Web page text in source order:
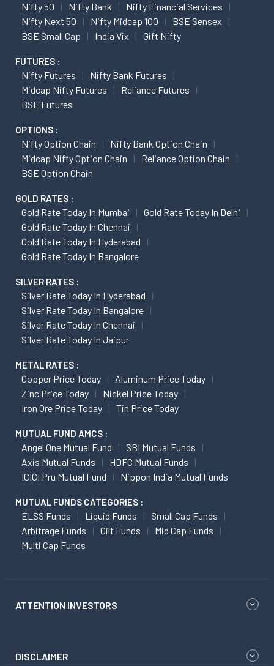
Nifty 50 Nifty Bank
Nifty Financial Services
Nifty Next 50
Nifty Midcap 100
BSE Sensex
BSE Small Cap
India Vix Gift Nifty
FUTURES :
Nifty Futures
Nifty Bank Futures
Midcap Nifty Futures
Reliance Futures
BSE Futures
OPTIONS :
Nifty Option Chain
Nifty Bank Option Chain
Midcap Nifty Option Chain
Reliance Option Chain
BSE Option Chain
GOLD RATES :
Gold Rate Today In Mumbai
Gold Rate Today In Delhi
Gold Rate Today In Chennai
Gold Rate Today In Hyderabad
Gold Rate Today In Bangalore
SILVER RATES :
Silver Rate Today In Hyderabad
Silver Rate Today In Bangalore
Silver Rate Today In Chennai
Silver Rate Today In Jaipur
METAL RATES :
Copper Price Today
Aluminum Price Today
Zinc Price Today
Nickel Price Today
Iron Ore Price Today
Tin Price Today
MUTUAL FUND AMCS :
Angel One Mutual Fund
SBI Mutual Funds
Axis Mutual Funds
HDFC Mutual Funds
ICICI Pru Mutual Fund
Nippon India Mutual Funds
MUTUAL FUNDS CATEGORIES :
ELSS Funds Liquid Funds
Small Cap Funds
Arbitrage Funds
Gilt Funds
Mid Cap Funds
Multi Cap Funds
ATTENTION INVESTORS
DISCLAIMER